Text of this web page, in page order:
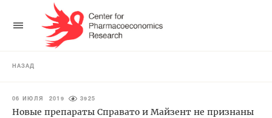
НАЗАД
06 ИЮЛЯ 2019 3925
Новые препараты Справато и Майзент не признаны